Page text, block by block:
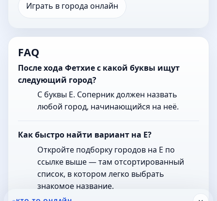
Играть в города онлайн
FAQ
После хода Фетхие с какой буквы ищут
следующий город?
С буквы Е. Соперник должен назвать
любой город, начинающийся на неё.
Как быстро найти вариант на Е?
Откройте подборку городов на Е по
ссылке выше — там отсортированный
список, в котором легко выбрать
знакомое название.